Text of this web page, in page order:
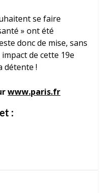
se faire
» ont été
donc de mise, sans
de cette 19e
détente !
www.paris.fr
: